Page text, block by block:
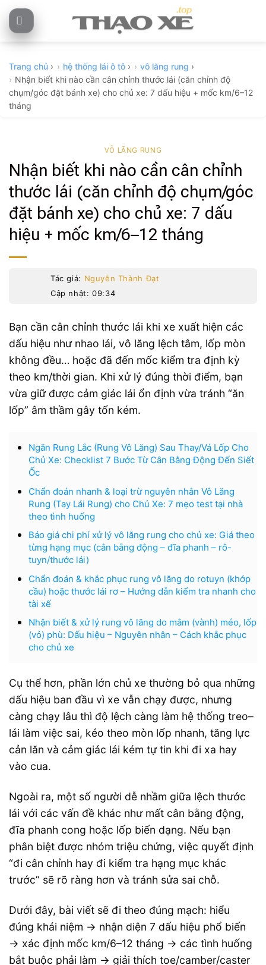
Skip
to
Trang chủ › hệ thống lái ô tô › vô lăng rung ›
Nhận biết khi nào cần cân chỉnh thước lái (căn chỉnh độ
chụm/góc đặt bánh xe) cho chủ xe: 7 dấu hiệu + mốc km/6–12
tháng
VÔ LĂNG RUNG
Nhận biết khi nào cần cân chỉnh
thước lái (căn chỉnh độ chụm/góc
đặt bánh xe) cho chủ xe: 7 dấu
hiệu + mốc km/6–12 tháng
Tác giả: Nguyễn Thành Đạt
Cập nhật: 09:34
Bạn cần cân chỉnh thước lái khi xe xuất hiện các
dấu hiệu như nhao lái, vô lăng lệch tâm, lốp mòn
không đều… hoặc đã đến mốc kiểm tra định kỳ
theo km/thời gian. Khi xử lý đúng thời điểm, bạn
vừa giữ được cảm giác lái ổn định vừa tránh “ăn
lốp” âm thầm gây tốn kém.
Ngăn Rung Lắc (Rung Vô Lăng) Sau Thay/Vá Lốp Cho
Chủ Xe: Checklist 7 Bước Từ Cân Bằng Động Đến Siết
Ốc
Chẩn đoán nhanh & loại trừ nguyên nhân Vô Lăng
Rung (Tay Lái Rung) cho Chủ Xe: 7 mẹo test tại nhà
theo tình huống
Báo giá chi phí xử lý vô lăng rung cho chủ xe: Giá theo
từng hạng mục (cân bằng động – đĩa phanh – rô-
tuyn/thước lái)
Chẩn đoán & khắc phục rung vô lăng do rotuyn (khớp
cầu) hoặc thước lái rơ – Hướng dẫn kiểm tra nhanh cho
tài xế
Nhận biết & xử lý rung vô lăng do mâm (vành) méo, lốp
(vỏ) phù: Dấu hiệu – Nguyên nhân – Cách khắc phục
cho chủ xe
Cụ thể hơn, phần lớn chủ xe thường bỏ qua những
dấu hiệu ban đầu vì xe vẫn chạy được, nhưng
càng chạy lâu thì độ lệch càng làm hệ thống treo–
lái làm việc sai, kéo theo mòn lốp nhanh, tăng lực
cản lăn và cảm giác lái kém tự tin khi đi xa hay
vào cua.
Ngoài ra, một số người dễ nhầm giữa lệch thước
lái với các vấn đề khác như mất cân bằng động,
đĩa phanh cong hoặc lốp biến dạng. Nếu bạn
phân biệt được nhóm triệu chứng, việc quyết định
“đi cân chỉnh hay đi kiểm tra hạng mục khác
trước” sẽ rõ ràng hơn và tránh sửa sai chỗ.
Dưới đây, bài viết sẽ đi theo đúng mạch: hiểu
đúng khái niệm → nhận diện 7 dấu hiệu phổ biến
→ xác định mốc km/6–12 tháng → các tình huống
bắt buộc phải làm → giải thích toe/camber/caster